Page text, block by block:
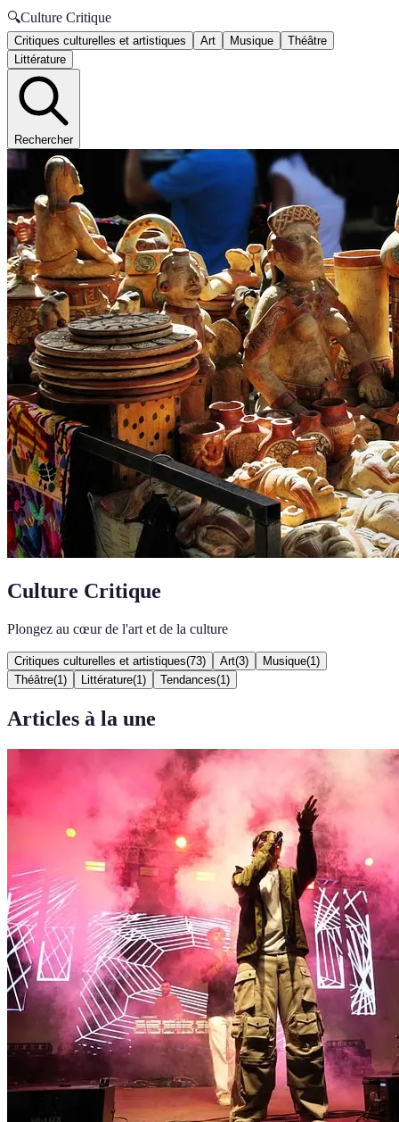
🔍Culture Critique
Critiques culturelles et artistiques Art Musique
Théâtre
Littérature
Rechercher
Culture Critique
Plongez au cœur de l'art et de la culture
Critiques culturelles et artistiques(73) Art(3) Musique(1 )
Théâtre(1 ) Littérature(1 ) Tendances(1 )
Articles à la une